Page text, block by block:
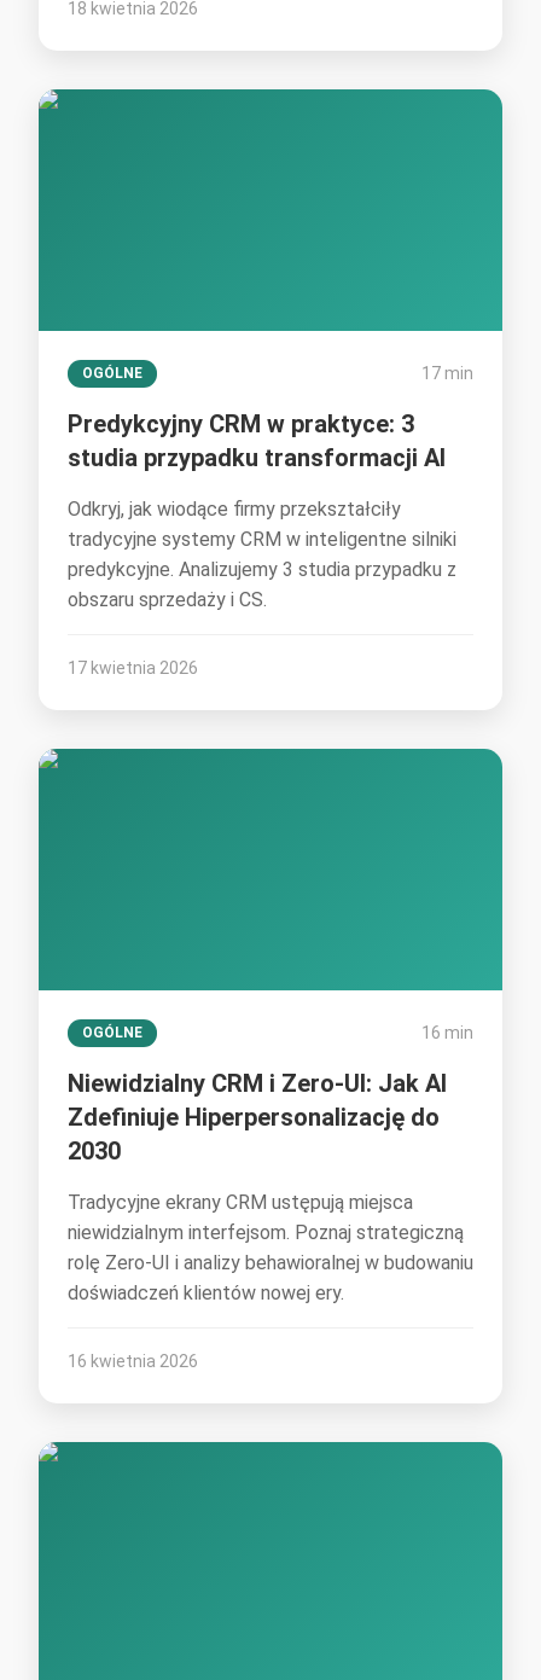
18 kwietnia 2026
OGÓLNE 17 min
Predykcyjny CRM w praktyce: 3
studia przypadku transformacji AI
Odkryj, jak wiodące firmy przekształciły
tradycyjne systemy CRM w inteligentne silniki
predykcyjne. Analizujemy 3 studia przypadku z
obszaru sprzedaży i CS.
17 kwietnia 2026
OGÓLNE 16 min
Niewidzialny CRM i Zero-UI: Jak AI
Zdefiniuje Hiperpersonalizację do
2030
Tradycyjne ekrany CRM ustępują miejsca
niewidzialnym interfejsom. Poznaj strategiczną
rolę Zero-UI i analizy behawioralnej w budowaniu
doświadczeń klientów nowej ery.
16 kwietnia 2026